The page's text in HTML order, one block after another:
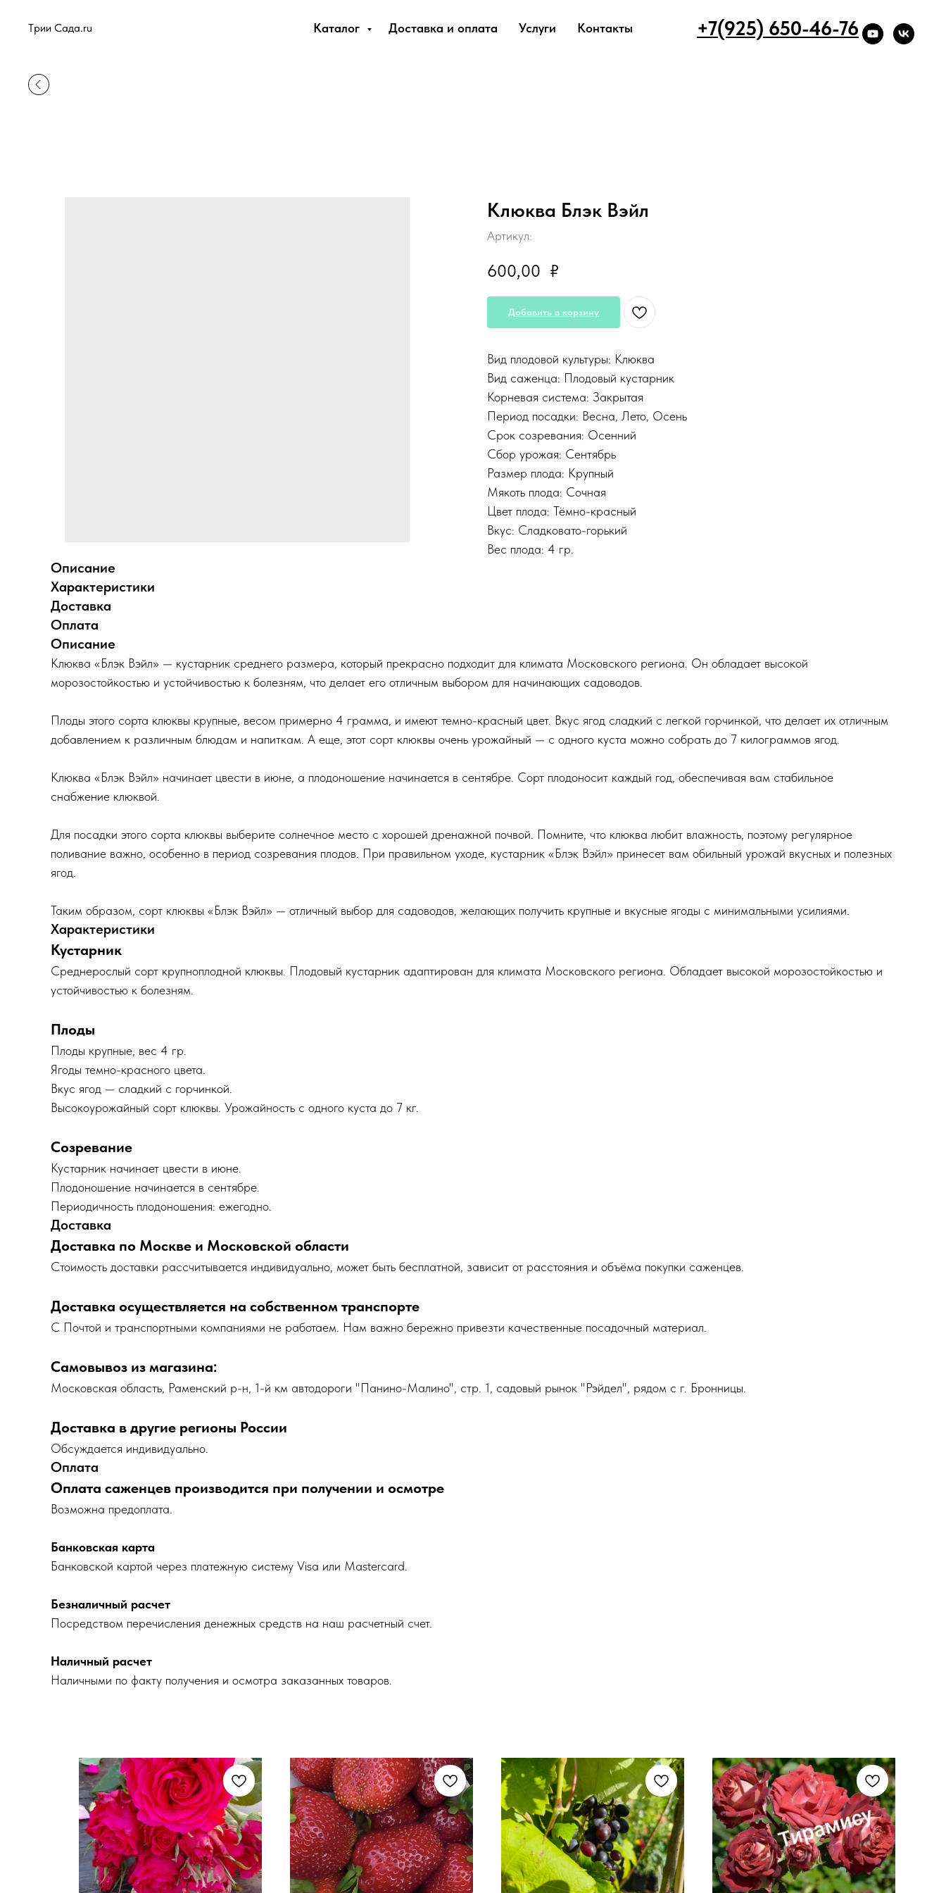
Tрии Сада.ru Каталог Доставка и оплата Услуги Контакты +7(925) 650-46-76
Клюква Блэк Вэйл
Артикул:
600,00 ₽
Добавить в корзину
Вид плодовой культуры: Клюква
Вид саженца: Плодовый кустарник
Корневая система: Закрытая
Период посадки: Весна, Лето, Осень
Срок созревания: Осенний
Сбор урожая: Сентябрь
Размер плода: Крупный
Мякоть плода: Сочная
Цвет плода: Тёмно-красный
Вкус: Сладковато-горький
Вес плода: 4 гр.
Описание
Характеристики
Доставка
Оплата
Описание
Клюква «Блэк Вэйл» — кустарник среднего размера, который прекрасно подходит для климата Московского региона. Он обладает высокой
морозостойкостью и устойчивостью к болезням, что делает его отличным выбором для начинающих садоводов.
Плоды этого сорта клюквы крупные, весом примерно 4 грамма, и имеют темно-красный цвет. Вкус ягод сладкий с легкой горчинкой, что делает их отличным
добавлением к различным блюдам и напиткам. А еще, этот сорт клюквы очень урожайный — с одного куста можно собрать до 7 килограммов ягод.
Клюква «Блэк Вэйл» начинает цвести в июне, а плодоношение начинается в сентябре. Сорт плодоносит каждый год, обеспечивая вам стабильное
снабжение клюквой.
Для посадки этого сорта клюквы выберите солнечное место с хорошей дренажной почвой. Помните, что клюква любит влажность, поэтому регулярное
поливание важно, особенно в период созревания плодов. При правильном уходе, кустарник «Блэк Вэйл» принесет вам обильный урожай вкусных и полезных
ягод.
Таким образом, сорт клюквы «Блэк Вэйл» — отличный выбор для садоводов, желающих получить крупные и вкусные ягоды с минимальными усилиями.
Характеристики
Кустарник
Среднерослый сорт крупноплодной клюквы. Плодовый кустарник адаптирован для климата Московского региона. Обладает высокой морозостойкостью и
устойчивостью к болезням.
Плоды
Плоды крупные, вес 4 гр.
Ягоды темно-красного цвета.
Вкус ягод — сладкий с горчинкой.
Высокоурожайный сорт клюквы. Урожайность с одного куста до 7 кг.
Созревание
Кустарник начинает цвести в июне.
Плодоношение начинается в сентябре.
Периодичность плодоношения: ежегодно.
Доставка
Доставка по Москве и Московской области
Cтоимость доставки рассчитывается индивидуально, может быть бесплатной, зависит от расстояния и объёма покупки саженцев.
Доставка осуществляется на собственном транспорте
С Почтой и транспортными компаниями не работаем. Нам важно бережно привезти качественные посадочный материал.
Самовывоз из магазина:
Московская область, Раменский р-н, 1-й км автодороги "Панино-Малино", стр. 1, садовый рынок "Рэйдел", рядом с г. Бронницы.
Доставка в другие регионы России
Обсуждается индивидуально.
Оплата
Оплата саженцев производится при получении и осмотре
Возможна предоплата.
Банковская карта
Банковской картой через платежную систему Visa или Mastercard.
Безналичный расчет
Посредством перечисления денежных средств на наш расчетный счет.
Наличный расчет
Наличными по факту получения и осмотра заказанных товаров.